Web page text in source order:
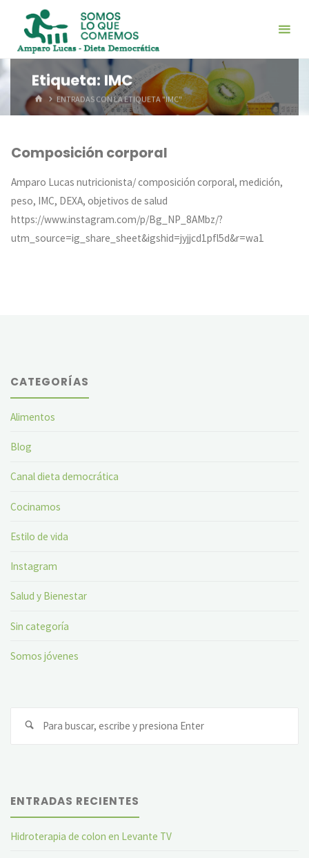
contenido
Etiqueta: IMC
INICIOENTRADAS CON LA ETIQUETA "IMC"
Composición corporal
Amparo Lucas nutricionista/ composición corporal, medición,
peso, IMC, DEXA, objetivos de salud
https://www.instagram.com/p/Bg_NP_8AMbz/?
utm_source=ig_share_sheet&igshid=jyjjcd1pfl5d&r=wa1
CATEGORÍAS
Alimentos
Blog
Canal dieta democrática
Cocinamos
Estilo de vida
Instagram
Salud y Bienestar
Sin categoría
Somos jóvenes
ENTRADAS RECIENTES
Hidroterapia de colon en Levante TV